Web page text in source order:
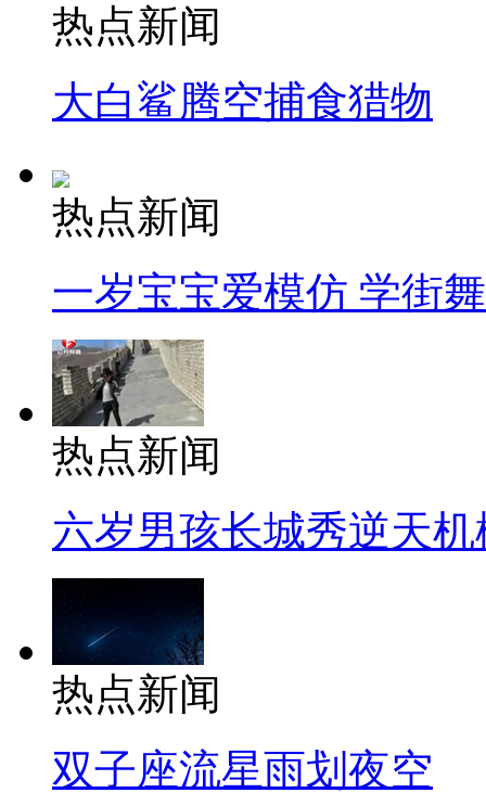
热点新闻
大白鲨腾空捕食猎物
热点新闻
一岁宝宝爱模仿 学街
热点新闻
六岁男孩长城秀逆天机
热点新闻
双子座流星雨划夜空